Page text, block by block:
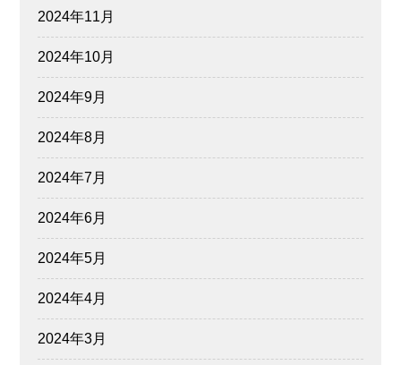
2024年11月
2024年10月
2024年9月
2024年8月
2024年7月
2024年6月
2024年5月
2024年4月
2024年3月